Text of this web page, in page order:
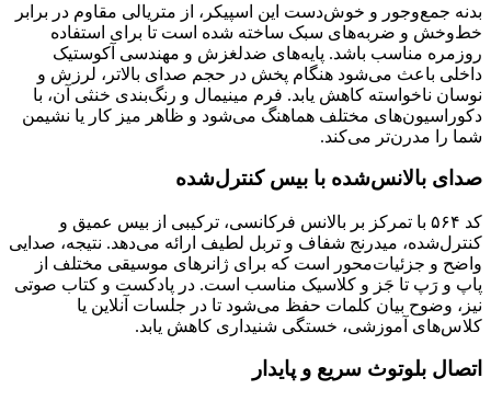
بدنه جمع‌وجور و خوش‌دست این اسپیکر، از متریالی مقاوم در برابر
خط‌وخش و ضربه‌های سبک ساخته شده است تا برای استفاده
روزمره مناسب باشد. پایه‌های ضدلغزش و مهندسی آکوستیک
داخلی باعث می‌شود هنگام پخش در حجم صدای بالاتر، لرزش و
نوسان ناخواسته کاهش یابد. فرم مینیمال و رنگ‌بندی خنثی آن، با
دکوراسیون‌های مختلف هماهنگ می‌شود و ظاهر میز کار یا نشیمن
شما را مدرن‌تر می‌کند.
صدای بالانس‌شده با بیس کنترل‌شده
کد ۵۶۴ با تمرکز بر بالانس فرکانسی، ترکیبی از بیس عمیق و
کنترل‌شده، میدرنج شفاف و تربل لطیف ارائه می‌دهد. نتیجه، صدایی
واضح و جزئیات‌محور است که برای ژانرهای موسیقی مختلف از
پاپ و رَپ تا جَز و کلاسیک مناسب است. در پادکست و کتاب صوتی
نیز، وضوح بیان کلمات حفظ می‌شود تا در جلسات آنلاین یا
کلاس‌های آموزشی، خستگی شنیداری کاهش یابد.
اتصال بلوتوث سریع و پایدار